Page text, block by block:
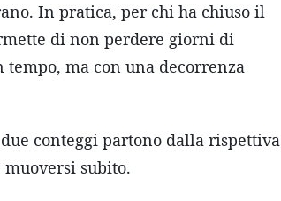
In pratica, per chi ha chiuso il
di non perdere giorni di
ma con una decorrenza
conteggi partono dalla rispettiva
subito.